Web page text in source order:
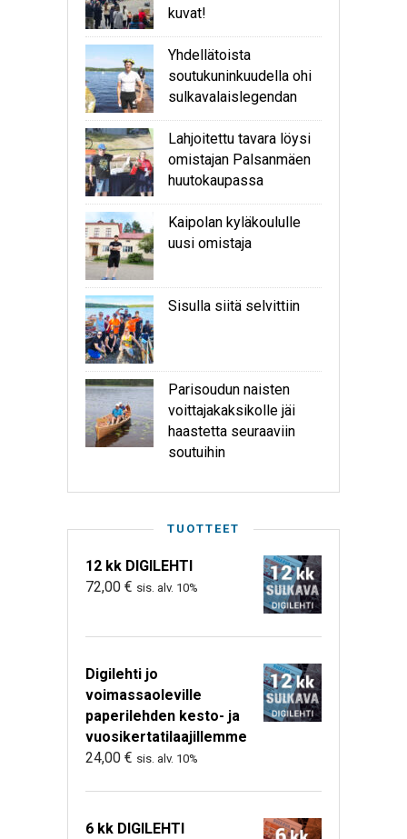
kuvat!
Yhdellätoista
soutukuninkuudella ohi
sulkavalaislegendan
Lahjoitettu tavara löysi
omistajan Palsanmäen
huutokaupassa
Kaipolan kyläkoululle
uusi omistaja
Sisulla siitä selvittiin
Parisoudun naisten
voittajakaksikolle jäi
haastetta seuraaviin
soutuihin
TUOTTEET
12 kk DIGILEHTI
72,00 € sis. alv. 10%
Digilehti jo
voimassaoleville
paperilehden kesto- ja
vuosikertatilaajillemme
24,00 € sis. alv. 10%
6 kk DIGILEHTI